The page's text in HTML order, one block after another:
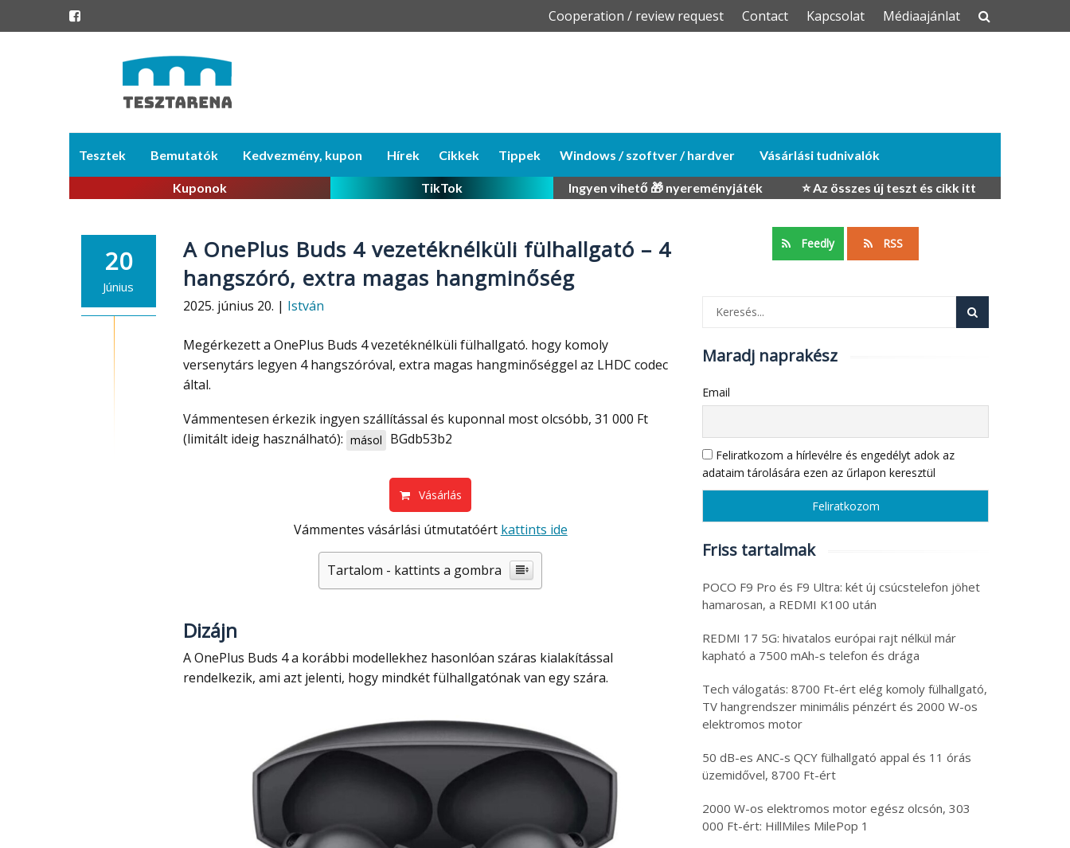
Skip
Cooperation / review request Contact Kapcsolat Médiaajánlat
content
Tesztek Bemutatók Kedvezmény, kupon Hírek Cikkek Tippek Windows / szoftver / hardver Vásárlási tudnivalók
Kuponok TikTok Ingyen vihető 🎁 nyereményjáték ⭐ Az összes új teszt és cikk itt
20
Június
A OnePlus Buds 4 vezetéknélküli fülhallgató – 4
hangszóró, extra magas hangminőség
2025. június 20. | István
Megérkezett a OnePlus Buds 4 vezetéknélküli fülhallgató. hogy komoly
versenytárs legyen 4 hangszóróval, extra magas hangminőséggel az LHDC codec
által.
Vámmentesen érkezik ingyen szállítással és kuponnal most olcsóbb, 31 000 Ft
(limitált ideig használható): másol BGdb53b2
Vásárlás
Vámmentes vásárlási útmutatóért kattints ide
Tartalom - kattints a gombra
Dizájn
A OnePlus Buds 4 a korábbi modellekhez hasonlóan száras kialakítással
rendelkezik, ami azt jelenti, hogy mindkét fülhallgatónak van egy szára.
Feedly RSS
Maradj naprakész
Email
Feliratkozom a hírlevélre és engedélyt adok az
adataim tárolására ezen az űrlapon keresztül
Friss tartalmak
POCO F9 Pro és F9 Ultra: két új csúcstelefon jöhet
hamarosan, a REDMI K100 után
REDMI 17 5G: hivatalos európai rajt nélkül már
kapható a 7500 mAh-s telefon és drága
Tech válogatás: 8700 Ft-ért elég komoly fülhallgató,
TV hangrendszer minimális pénzért és 2000 W-os
elektromos motor
50 dB-es ANC-s QCY fülhallgató appal és 11 órás
üzemidővel, 8700 Ft-ért
2000 W-os elektromos motor egész olcsón, 303
000 Ft-ért: HillMiles MilePop 1